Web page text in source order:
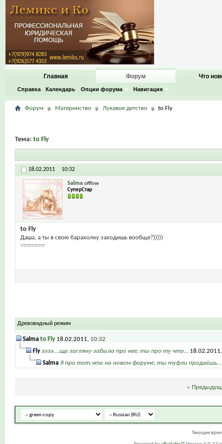
Главная Форум
Справка Календарь Опции форума Навигация
Что
Форум Материнство Лукавое детство to Fly
Тема: to Fly
18.02.2011 10:32
Salma offline
СуперСтар
to Fly
Даша, а ты в свою барахолку заходишь вообще?)))))
=======
Древовидный режим
Salma to Fly 18.02.2011, 10:32
Fly ээээ....ща загляну-забыла про нее, ты про ту что...
Salma Я про тот,что на новом форуме, ты туфли продаёшь...
«
Текущее